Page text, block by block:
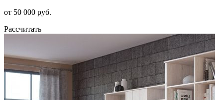
от 50 000 руб.
Рассчитать